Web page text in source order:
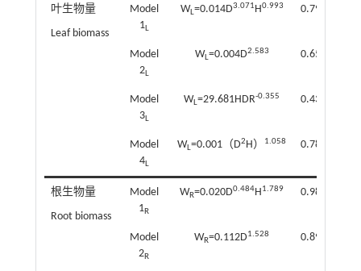
叶生物量
Leaf biomass
Model
1L
WL=0.014D3.071 H0.993 0.796
Model
2L
WL=0.004D2.583 0.654
Model
3L
WL=29.681HDR-0.355 0.439
Model
4L
WL=0.001（D2 H） 1.058 0.789
根生物量
Root biomass
Model
1R
WR=0.020D0.484H 1.789 0.983
Model
2R
WR=0.112D1.528 0.892